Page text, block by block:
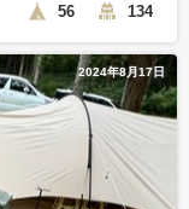
56 134
2024年8月17日